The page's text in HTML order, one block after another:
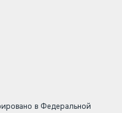
в Федеральной